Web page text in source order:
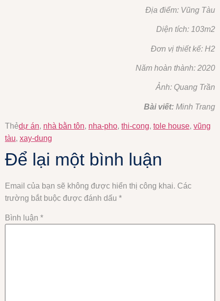
Địa điểm: Vũng Tàu
Diện tích: 103m2
Đơn vị thiết kế: H2
Năm hoàn thành: 2020
Ảnh: Quang Trần
Bài viết: Minh Trang
Thẻdự án, nhà bằn tôn, nha-pho, thi-cong, tole house, vũng
tàu, xay-dung
Để lại một bình luận
Email của bạn sẽ không được hiển thị công khai. Các
trường bắt buộc được đánh dấu *
Bình luận *